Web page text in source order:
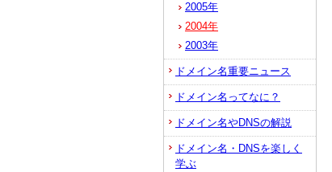
2005年
2004年
2003年
ドメイン名重要ニュース
ドメイン名ってなに？
ドメイン名やDNSの解説
ドメイン名・DNSを楽しく
学ぶ